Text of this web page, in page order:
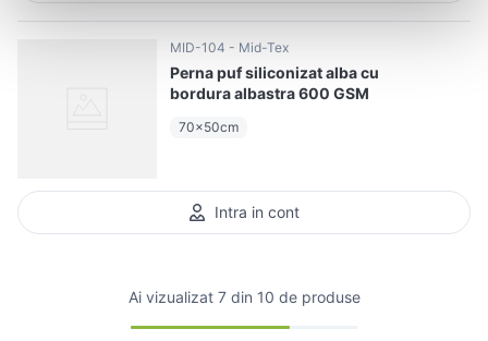
MID-104 Mid-Tex
Perna puf siliconizat alba cu
bordura albastra 600 GSM
70x50cm
Intra in cont
Ai vizualizat 7 din 10 de produse